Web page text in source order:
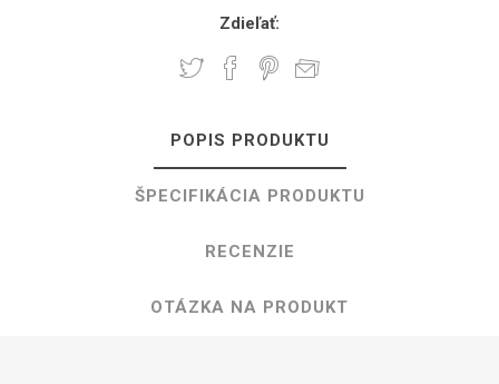
Zdieľať:
POPIS PRODUKTU
ŠPECIFIKÁCIA PRODUKTU
RECENZIE
OTÁZKA NA PRODUKT